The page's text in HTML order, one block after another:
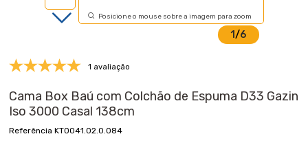
1/6
Posicione o mouse sobre a imagem para zoom
1 avaliação
Cama Box Baú com Colchão de Espuma D33 Gazin
Iso 3000 Casal 138cm
KT0041.02.0.084